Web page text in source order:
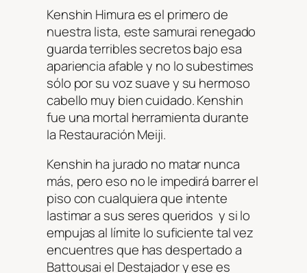
Kenshin Himura es el primero de
nuestra lista, este samurai renegado
guarda terribles secretos bajo esa
apariencia afable y no lo subestimes
sólo por su voz suave y su hermoso
cabello muy bien cuidado. Kenshin
fue una mortal herramienta durante
la Restauración Meiji.
Kenshin ha jurado no matar nunca
más, pero eso no le impedirá barrer el
piso con cualquiera que intente
lastimar a sus seres queridos y si lo
empujas al límite lo suficiente tal vez
encuentres que has despertado a
Battousai el Destajador y ese es